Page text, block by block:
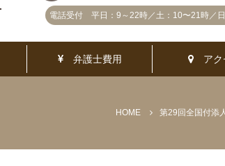
電話受付 平日：9～22時／土：10〜21時／
弁護士費用 アク
HOME 第29回全国付添